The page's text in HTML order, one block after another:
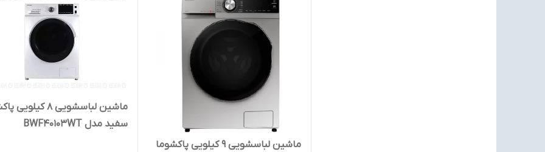
ماشین لباسشویی 9 کیلویی پاکشوما
ماشین لباسشویی 8
سفید مدل BWF40103WT